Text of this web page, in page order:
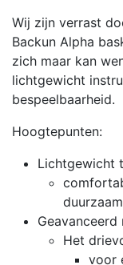
Wij zijn verrast
Backun Alpha
zich maar kan
lichtgewicht
bespeelbaarheid.
Hoogtepunten:
Lichtgewicht
duurzaam
Geavanceerd
Het
voor